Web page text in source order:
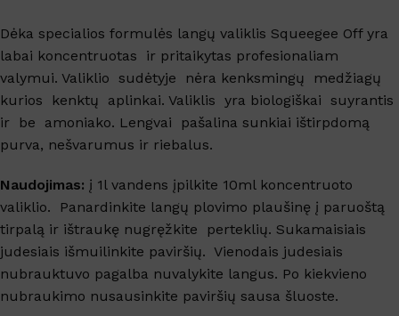
Dėka specialios formulės langų valiklis Squeegee Off yra
labai koncentruotas ir pritaikytas profesionaliam
valymui. Valiklio sudėtyje nėra kenksmingų medžiagų
kurios kenktų aplinkai. Valiklis yra biologiškai suyrantis
ir be amoniako. Lengvai pašalina sunkiai ištirpdomą
purva, nešvarumus ir riebalus.
Naudojimas: į 1l vandens įpilkite 10ml koncentruoto
valiklio. Panardinkite langų plovimo plaušinę į paruoštą
tirpalą ir ištraukę nugręžkite perteklių. Sukamaisiais
judesiais išmuilinkite paviršių. Vienodais judesiais
nubrauktuvo pagalba nuvalykite langus. Po kiekvieno
nubraukimo nusausinkite paviršių sausa šluoste.